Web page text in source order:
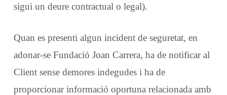
sigui un deure contractual o legal).
Quan es presenti algun incident de seguretat, en
adonar-se Fundació Joan Carrera, ha de notificar al
Client sense demores indegudes i ha de
proporcionar informació oportuna relacionada amb